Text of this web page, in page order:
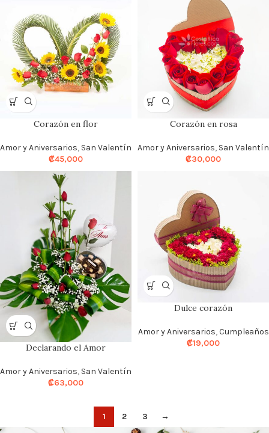
Corazón en flor
Amor y Aniversarios, San Valentín
₡45,000
Corazón en rosa
Amor y Aniversarios, San Valentín
₡30,000
Declarando el Amor
Amor y Aniversarios, San Valentín
₡63,000
Dulce corazón
Amor y Aniversarios,Cumpleaños
₡19,000
1 2 3 →